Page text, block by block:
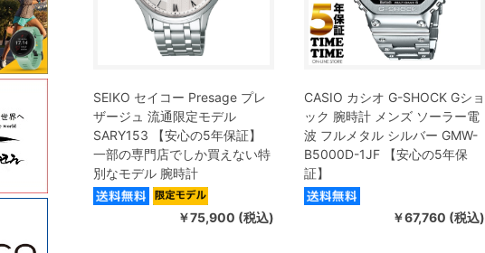
SEIKO セイコー Presage プレ
ザージュ 流通限定モデル
SARY153 【安心の5年保証】
一部の専門店でしか買えない特
別なモデル 腕時計
￥75,900 (税込)
CASIO カシオ G-SHOCK Gショ
ック 腕時計 メンズ ソーラー電
波 フルメタル シルバー GMW-
B5000D-1JF 【安心の5年保
証】
￥67,760 (税込)